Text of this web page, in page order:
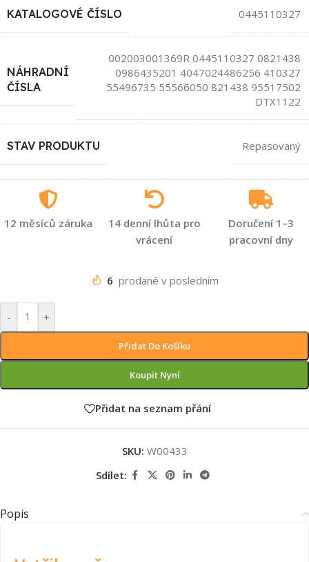
KATALOGOVÉ ČÍSLO 0445110327
NÁHRADNÍ
ČÍSLA
002003001369R 0445110327 0821438
0986435201 4047024486256 410327
55496735 55566050 821438 95517502
DTX1122
STAV PRODUKTU Repasovaný
12 měsíců záruka
14 denní lhůta pro
vrácení
Doručení 1–3
pracovní dny
6 prodané v posledním
- +
Přidat Do Košíku
Koupit Nyní
Přidat na seznam přání
SKU: W00433
Sdílet:
Popis